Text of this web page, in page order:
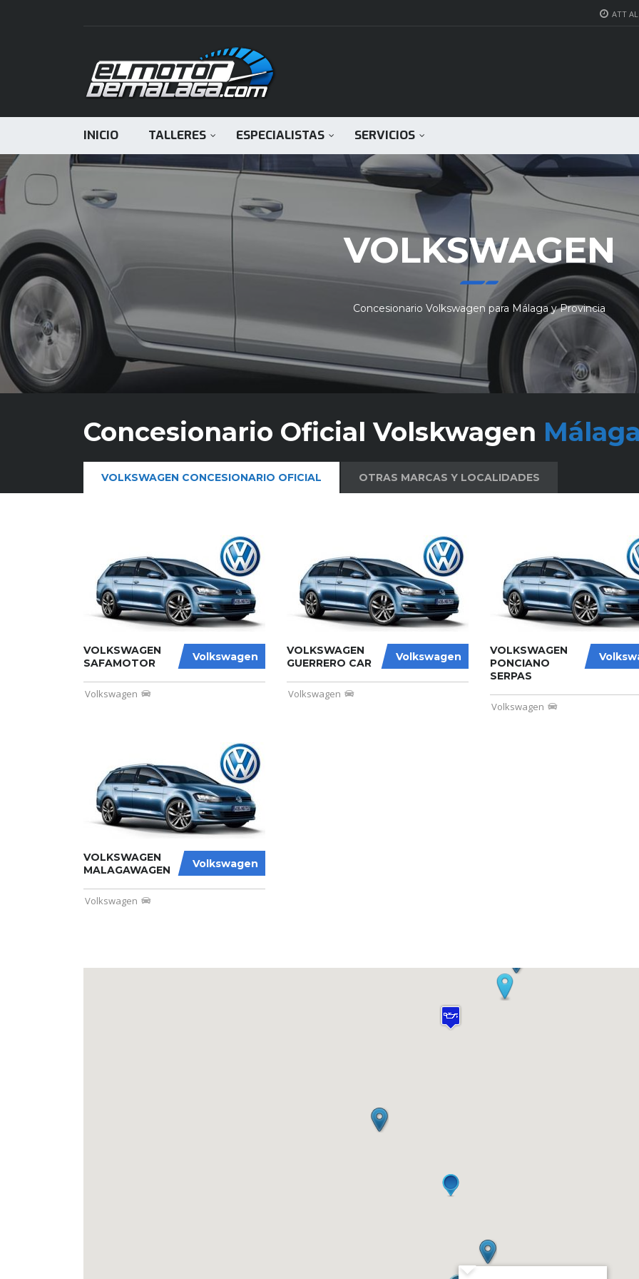
ATT
INICIO TALLERES ESPECIALISTAS SERVICIOS
VOLKSWAGEN
Concesionario Volkswagen para Málaga y Provincia
Concesionario Oficial Volskwagen
VOLKSWAGEN CONCESIONARIO OFICIAL OTRAS MARCAS Y LOCALIDADES
Volkswagen
VOLKSWAGEN
SAFAMOTOR
Volkswagen
Volkswagen
VOLKSWAGEN
GUERRERO CAR
Volkswagen
VOLKSWAGEN
PONCIANO
SERPAS
Volkswagen
Volkswagen
VOLKSWAGEN
MALAGAWAGEN
Volkswagen